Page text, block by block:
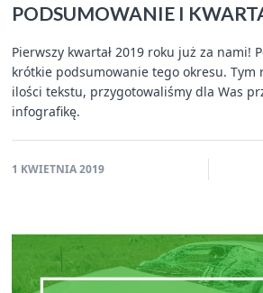
PODSUMOWANIE I
Pierwszy kwartał 2019 roku już za nami!
krótkie podsumowanie tego okresu. Tym
ilości tekstu, przygotowaliśmy dla Was
infografikę.
1 KWIETNIA 2019